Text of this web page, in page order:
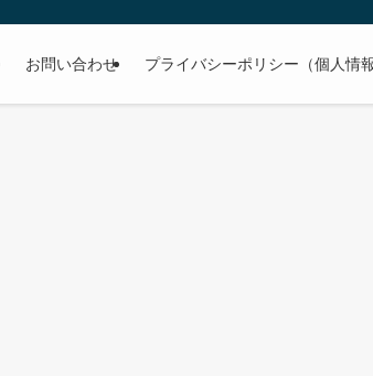
お問い合わせ プライバシーポリシー（個人情